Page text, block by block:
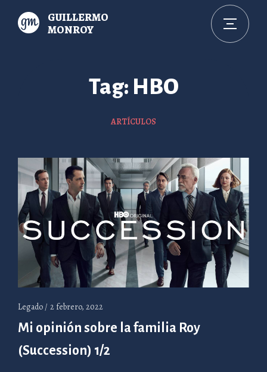
GUILLERMO
MONROY
Tag: HBO
ARTÍCULOS
Legado / 2 febrero, 2022
Mi opinión sobre la familia Roy
(Succession) 1/2